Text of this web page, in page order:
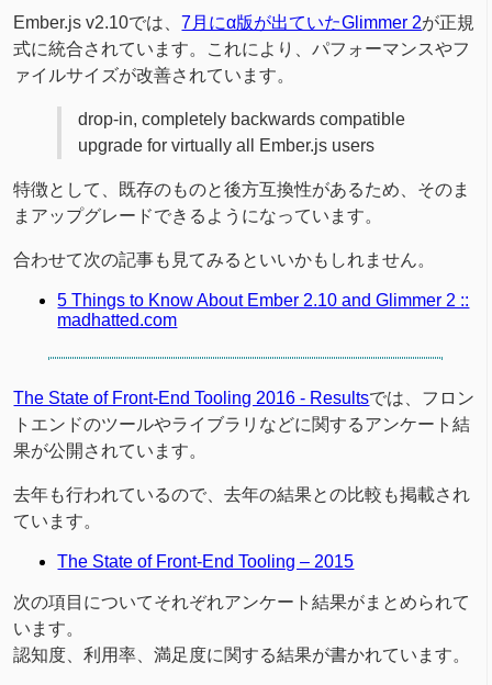
Ember.js v2.10では、7月にα版が出ていたGlimmer 2が正規
式に統合されています。これにより、パフォーマンスやフ
ァイルサイズが改善されています。
drop-in, completely backwards compatible
upgrade for virtually all Ember.js users
特徴として、既存のものと後方互換性があるため、そのま
まアップグレードできるようになっています。
合わせて次の記事も見てみるといいかもしれません。
5 Things to Know About Ember 2.10 and Glimmer 2 ::
madhatted.com
The State of Front-End Tooling 2016 - Resultsでは、フロン
トエンドのツールやライブラリなどに関するアンケート結
果が公開されています。
去年も行われているので、去年の結果との比較も掲載され
ています。
The State of Front-End Tooling – 2015
次の項目についてそれぞれアンケート結果がまとめられて
います。
認知度、利用率、満足度に関する結果が書かれています。